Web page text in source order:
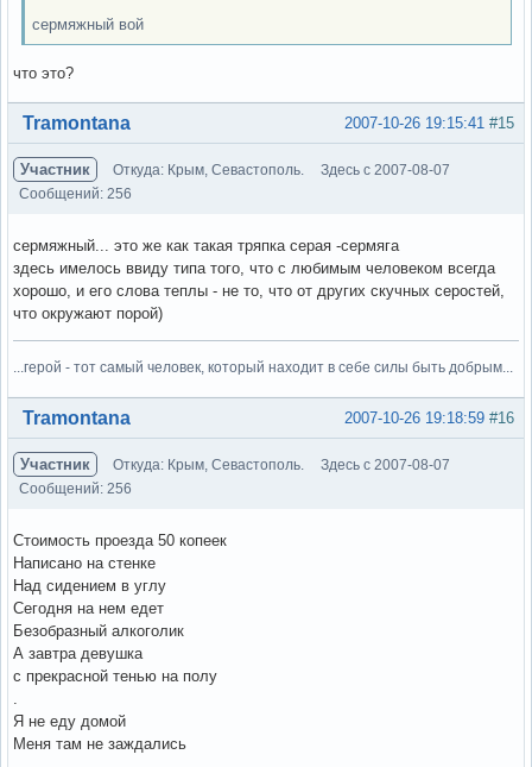
сермяжный вой
что это?
Вне форума #15
2007-10-26 19:15:41
Tramontana
Участник Откуда: Крым, Севастополь.
Здесь с 2007-08-07
Сообщений: 256
сермяжный... это же как такая тряпка серая -сермяга
здесь имелось ввиду типа того, что с любимым человеком всегда
хорошо, и его слова теплы - не то, что от других скучных серостей,
что окружают порой)
...герой - тот самый человек, который находит в себе силы быть добрым...
Вне форума #16
2007-10-26 19:18:59
Tramontana
Участник Откуда: Крым, Севастополь.
Здесь с 2007-08-07
Сообщений: 256
Стоимость проезда 50 копеек
Написано на стенке
Над сидением в углу
Сегодня на нем едет
Безобразный алкоголик
А завтра девушка
с прекрасной тенью на полу
Я не еду домой
Меня там не заждались